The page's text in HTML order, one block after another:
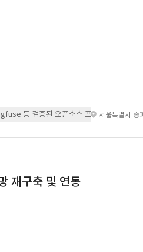
등 검증된 오픈소스 프레임워크를 기
서울특별시 송
재구축 및 연동